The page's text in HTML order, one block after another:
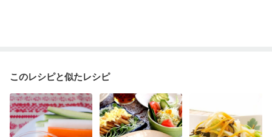
このレシピと似たレシピ